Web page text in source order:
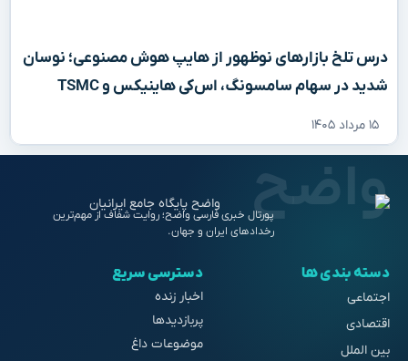
درس تلخ بازارهای نوظهور از هایپ هوش مصنوعی؛ نوسان
شدید در سهام سامسونگ، اس‌کی هاینیکس و TSMC
۱۵ مرداد ۱۴۰۵
پورتال خبری فارسی واضح؛ روایت شفاف از مهم‌ترین
رخدادهای ایران و جهان.
دسته بندی ها
اجتماعی
اقتصادی
بین الملل
دسترسی سریع
اخبار زنده
پربازدیدها
موضوعات داغ